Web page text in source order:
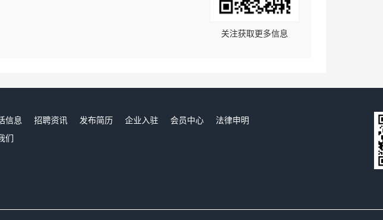
关注获取更多信息
信息 招聘资讯 发布简历 企业入驻 会员中心
法律申明
们